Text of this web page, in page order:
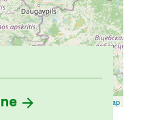
Leaflet OpenStreetMap